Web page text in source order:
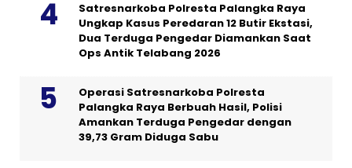
Satresnarkoba Polresta Palangka Raya
Ungkap Kasus Peredaran 12 Butir Ekstasi,
Dua Terduga Pengedar Diamankan Saat
Ops Antik Telabang 2026
Operasi Satresnarkoba Polresta
Palangka Raya Berbuah Hasil, Polisi
Amankan Terduga Pengedar dengan
39,73 Gram Diduga Sabu